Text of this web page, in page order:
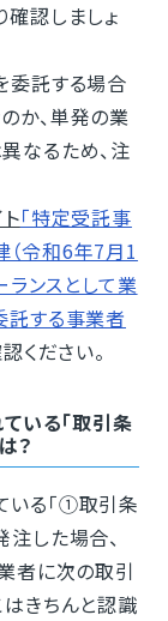
確認しましょ
委託する場合
か、単発の業
なるため、注
「特定受託事
令和6年7月1
ランスとして業
託する事業者
ください。
いる「取引条
？
いる「①取引条
した場合、
者に次の取引
はきちんと認識